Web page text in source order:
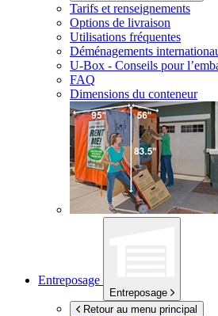
Tarifs et renseignements
Options de livraison
Utilisations fréquentes
Déménagements
U-Box - Conseils pour
FAQ
Dimensions du conteneur
Entreposage
Entreposage
Retour au menu principal